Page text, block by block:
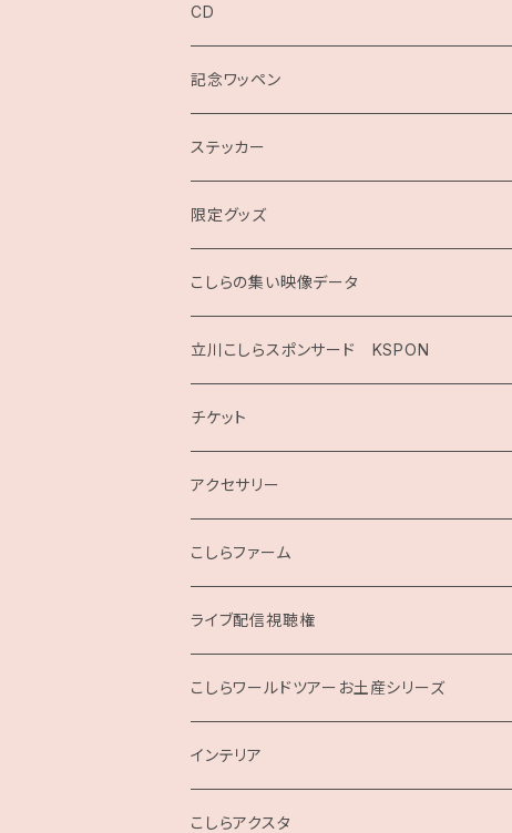
CD
記念ワッペン
ステッカー
限定グッズ
こしらの集い映像データ
2020
2019
こしらガンベッタ
立川こしらスポンサード KSPON
チケット
アクセサリー
こしらファーム
ライブ配信視聴権
こしらの集いweb
こしらワールドツアーお土産シリーズ
インテリア
クッション
こしらアクスタ